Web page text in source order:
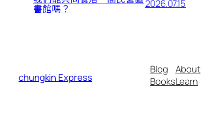
書館嗎？ 2026.07.15
chungkin Express
Blog
Books
About
Learn